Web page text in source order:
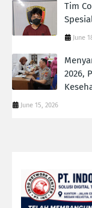
Tim
June
2026,
June 15, 2026